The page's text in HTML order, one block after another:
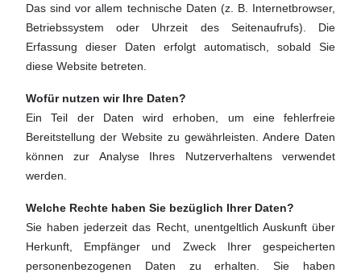
Das sind vor allem technische Daten (z. B. Internetbrowser,
Betriebssystem oder Uhrzeit des Seitenaufrufs). Die
Erfassung dieser Daten erfolgt automatisch, sobald Sie
diese Website betreten.
Wofür nutzen wir Ihre Daten?
Ein Teil der Daten wird erhoben, um eine fehlerfreie
Bereitstellung der Website zu gewährleisten. Andere Daten
können zur Analyse Ihres Nutzerverhaltens verwendet
werden.
Welche Rechte haben Sie bezüglich Ihrer Daten?
Sie haben jederzeit das Recht, unentgeltlich Auskunft über
Herkunft, Empfänger und Zweck Ihrer gespeicherten
personenbezogenen Daten zu erhalten. Sie haben